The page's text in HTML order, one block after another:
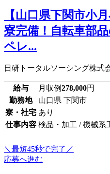
【山口県下関市小
寮完備！自転車部
ペレ...
日研トータルソーシング株式
給与 月収例278,000円
勤務地
山口県 下関市
寮・社宅 あり
仕事内容 検品・加工 / 機械系
＼最短45秒で完了／
応募へ進む